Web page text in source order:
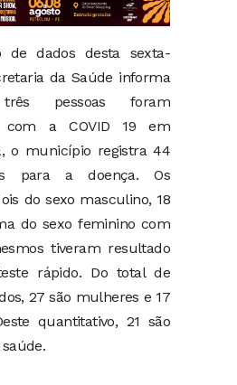
de dados desta sexta-
da Saúde informa
pessoas foram
com a COVID 19 em
o município registra 44
para a doença. Os
do sexo masculino, 18
do sexo feminino com
tiveram resultado
rápido. Do total de
27 são mulheres e 17
quantitativo, 21 são